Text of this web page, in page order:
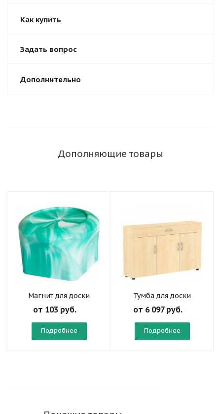
Как купить
Задать вопрос
Дополнительно
Дополняющие товары
Магнит для доски
от 103 руб.
Подробнее
Тумба для доски
от 6 097 руб.
Подробнее